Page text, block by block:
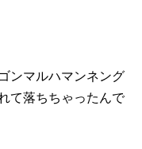
ンマルハマンネング
て落ちちゃったんで